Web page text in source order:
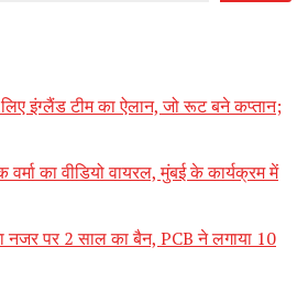
इंग्लैंड टीम का ऐलान, जो रूट बने कप्तान;
का वीडियो वायरल, मुंबई के कार्यक्रम में
नजर पर 2 साल का बैन, PCB ने लगाया 10